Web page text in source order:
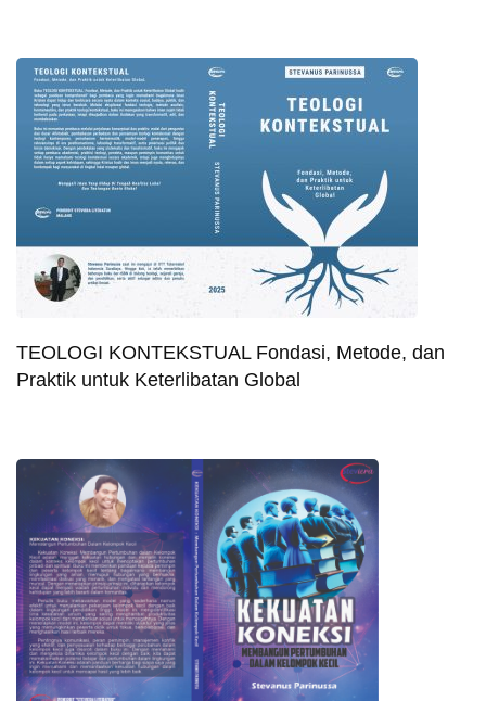
TEOLOGI KONTEKSTUAL Fondasi, Metode, dan
Praktik untuk Keterlibatan Global